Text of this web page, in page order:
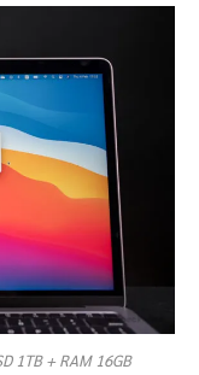
1TB + RAM 16GB